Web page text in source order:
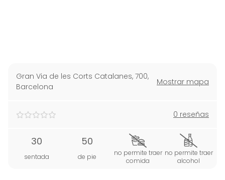
Gran Via de les Corts Catalanes, 700,
Barcelona
Mostrar mapa
0 reseñas
30
sentada
50
de pie
no permite traer
comida
no permite traer
alcohol